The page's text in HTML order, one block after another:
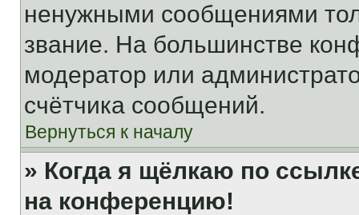
ненужными сообщениями
звание. На большинстве
модератор или
счётчика сообщений.
Вернуться к началу
» Когда я щёлкаю по
на конференцию!